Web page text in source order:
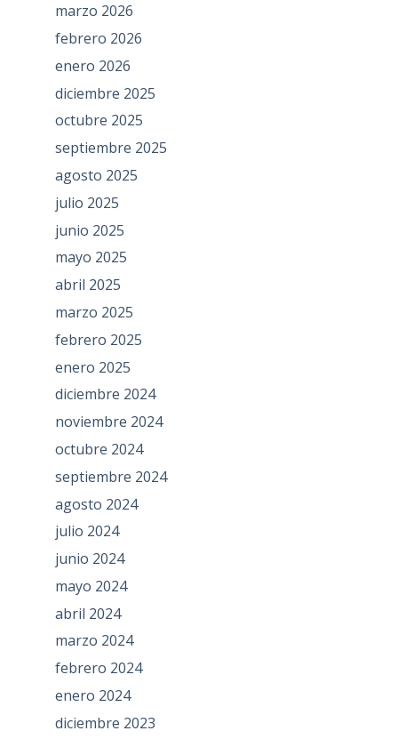
marzo 2026
febrero 2026
enero 2026
diciembre 2025
octubre 2025
septiembre 2025
agosto 2025
julio 2025
junio 2025
mayo 2025
abril 2025
marzo 2025
febrero 2025
enero 2025
diciembre 2024
noviembre 2024
octubre 2024
septiembre 2024
agosto 2024
julio 2024
junio 2024
mayo 2024
abril 2024
marzo 2024
febrero 2024
enero 2024
diciembre 2023